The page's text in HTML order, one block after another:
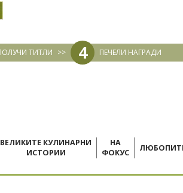
ТИТЛИ >> 4 ПЕЧЕЛИ НАГРАДИ
ВЕЛИКИТЕ КУЛИНАРНИ
ИСТОРИИ
НА
ФОКУС